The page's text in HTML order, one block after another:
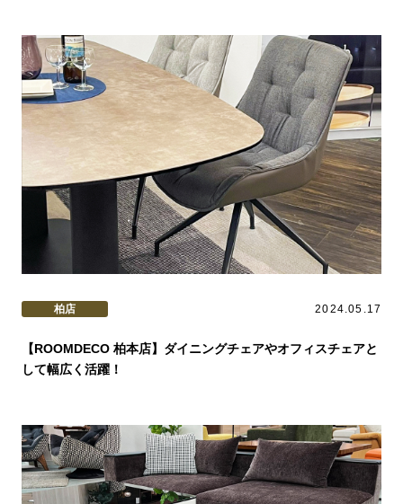
柏店 2024.05.17
【ROOMDECO 柏本店】ダイニングチェアやオフィスチェアと
して幅広く活躍！